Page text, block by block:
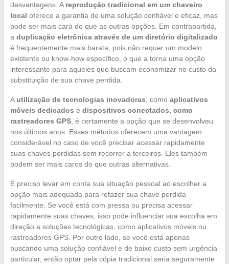
desvantagens. A reprodução tradicional em um chaveiro
local oferece a garantia de uma solução confiável e eficaz, mas
pode ser mais cara do que as outras opções. Em contrapartida,
a duplicação eletrônica através de um diretório digitalizado
é frequentemente mais barata, pois não requer um modelo
existente ou know-how específico, o que a torna uma opção
interessante para aqueles que buscam economizar no custo da
substituição de sua chave perdida.
A utilização de tecnologias inovadoras, como aplicativos
móveis dedicados e dispositivos conectados, como
rastreadores GPS, é certamente a opção que se desenvolveu
nos últimos anos. Esses métodos oferecem uma vantagem
considerável no caso de você precisar acessar rapidamente
suas chaves perdidas sem recorrer a terceiros. Eles também
podem ser mais caros do que outras alternativas.
É preciso levar em conta sua situação pessoal ao escolher a
opção mais adequada para refazer sua chave perdida
facilmente. Se você está com pressa ou precisa acessar
rapidamente suas chaves, isso pode influenciar sua escolha em
direção a soluções tecnológicas, como aplicativos móveis ou
rastreadores GPS. Por outro lado, se você está apenas
buscando uma solução confiável e de baixo custo sem urgência
particular, então optar pela cópia tradicional seria seguramente